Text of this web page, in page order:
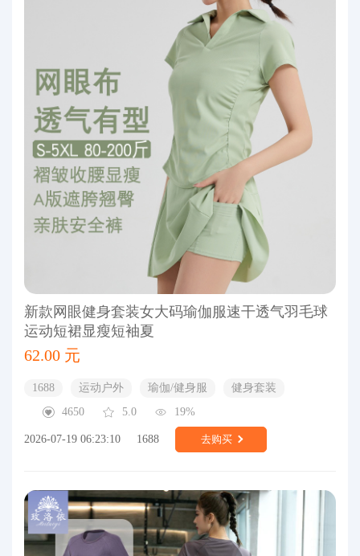
新款网眼健身套装女大码瑜伽服速干透气羽毛球
运动短裙显瘦短袖夏
62.00 元
1688 运动户外 瑜伽/健身服
健身套装
4650
5.0 19%
2026-07-19 06:23:10 1688 去购买